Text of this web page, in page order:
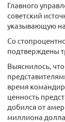
Главного
советский
указывающую
Со
подтверждены
Выяснилось,
время
ценность
добился от
миллиона